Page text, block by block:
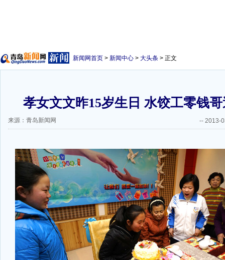
新闻网首页 > 新闻中心 > 大头条 > 正文
孝女文文昨15岁生日 水饺工零钱
来源：青岛新闻网 -- 2013-